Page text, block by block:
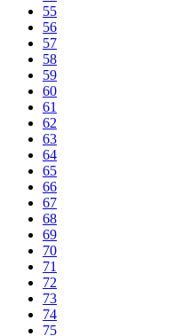
55
56
57
58
59
60
61
62
63
64
65
66
67
68
69
70
71
72
73
74
75